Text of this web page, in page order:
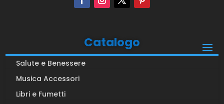
Catalogo
Salute e Benessere
Musica Accessori
Libri e Fumetti